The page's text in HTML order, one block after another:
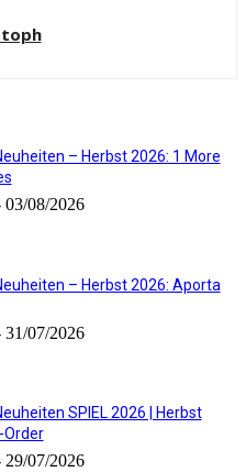
– Herbst 2026: 1 More
03/08/2026
– Herbst 2026: Aporta
31/07/2026
SPIEL 2026 | Herbst
Order
29/07/2026